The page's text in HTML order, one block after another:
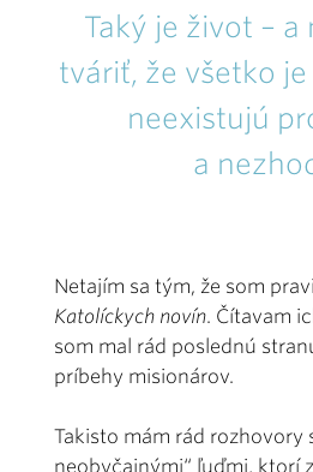
Taký je život – a
tváriť, že všetko
neexistujú
a
Netajím sa tým, že som
Katolíckych novín. Čítavam
som mal rád poslednú
príbehy misionárov.
Takisto mám rád rozhovory
neobyčajnými“ ľuďmi, ktorí